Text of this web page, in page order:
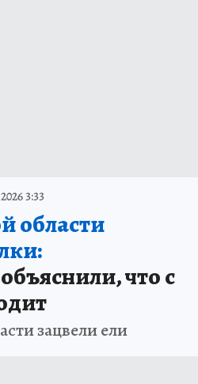
3:33
области
что с
зацвели ели